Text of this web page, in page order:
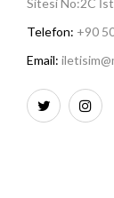
Sitesi No:2C
Telefon: +90
Email: